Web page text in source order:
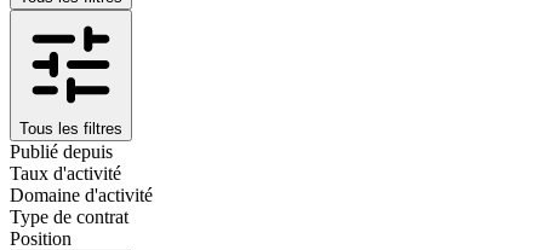
Tous les filtres
Publié depuis
Taux d'activité
Domaine d'activité
Type de contrat
Position